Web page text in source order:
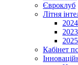
Євроклуб
Літня
2024
2023
2025
Кабінет